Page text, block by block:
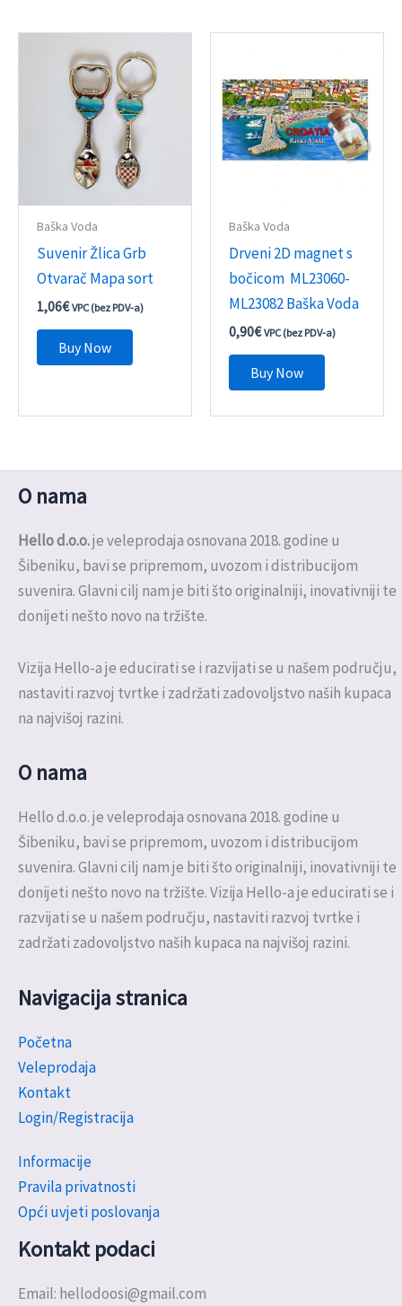
Baška Voda
Suvenir Žlica Grb
Otvarač Mapa sort
1,06€ VPC (bez PDV-a)
Buy Now
Baška Voda
Drveni 2D magnet s
bočicom ML23060-
ML23082 Baška Voda
0,90€ VPC (bez PDV-a)
Buy Now
O nama
Hello d.o.o.je veleprodaja osnovana 2018. godine u
Šibeniku, bavi se pripremom, uvozom i distribucijom
suvenira. Glavni cilj nam je biti što originalniji, inovativniji te
donijeti nešto novo na tržište.
Vizija Hello-a je educirati se i razvijati se u našem području,
nastaviti razvoj tvrtke i zadržati zadovoljstvo naših kupaca
na najvišoj razini.
O nama
Hello d.o.o. je veleprodaja osnovana 2018. godine u
Šibeniku, bavi se pripremom, uvozom i distribucijom
suvenira. Glavni cilj nam je biti što originalniji, inovativniji te
donijeti nešto novo na tržište. Vizija Hello-a je educirati se i
razvijati se u našem području, nastaviti razvoj tvrtke i
zadržati zadovoljstvo naših kupaca na najvišoj razini.
Navigacija stranica
Početna
Veleprodaja
Kontakt
Login/Registracija
Informacije
Pravila privatnosti
Opći uvjeti poslovanja
Kontakt podaci
Email: hellodoosi@gmail.com